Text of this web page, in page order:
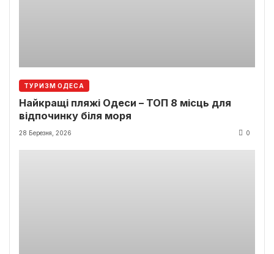
ТУРИЗМ ОДЕСА
Найкращі пляжі Одеси – ТОП 8 місць для
відпочинку біля моря
28 Березня, 2026 0